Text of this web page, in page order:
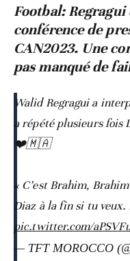
Footbal:
conférence de
CAN2023. Une
pas manqué de
Walid Regragui a
a répété plusieurs fois
❤️🇲🇦
« C’est Brahim,
Diaz à la fin si tu veux.
pic.twitter.com/
— TFT MOROCCO